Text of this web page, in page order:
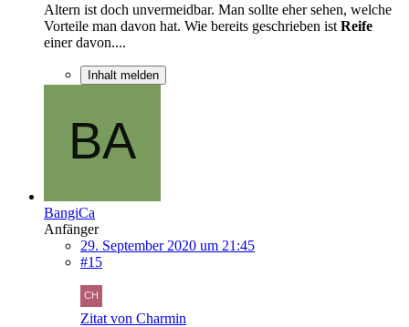
Altern ist doch unvermeidbar. Man sollte eher sehen, welche
Vorteile man davon hat. Wie bereits geschrieben ist Reife
einer davon....
Inhalt melden
BangiCa
Anfänger
29. September 2020 um 21:45
#15
Zitat von Charmin